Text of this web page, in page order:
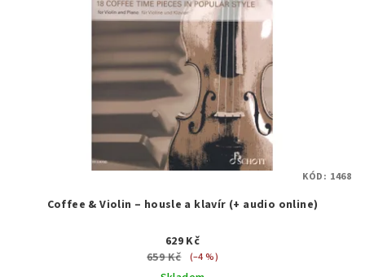
Coffee & Violin – housle a klavír (+ audio online)
629 Kč
659 Kč
(–4 %)
KÓD: 1468